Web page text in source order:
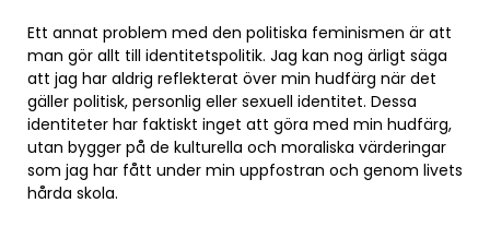
Ett annat problem med den politiska feminismen är att
man gör allt till identitetspolitik. Jag kan nog ärligt säga
att jag har aldrig reflekterat över min hudfärg när det
gäller politisk, personlig eller sexuell identitet. Dessa
identiteter har faktiskt inget att göra med min hudfärg,
utan bygger på de kulturella och moraliska värderingar
som jag har fått under min uppfostran och genom livets
hårda skola.